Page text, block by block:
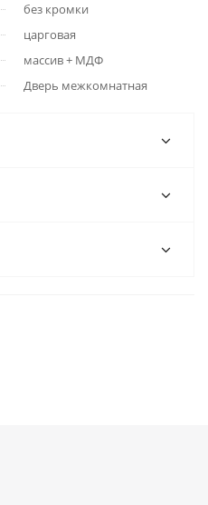
без кромки
царговая
массив + МДФ
Дверь межкомнатная